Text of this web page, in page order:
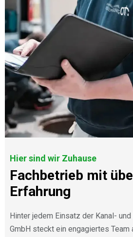
Hier sind wir Zuhause
Fachbetrieb mit
Erfahrung
Hinter jedem Einsatz der Kanal-
GmbH steckt ein engagiertes Team